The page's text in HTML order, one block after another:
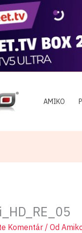
AMIKO
Komentár / Od